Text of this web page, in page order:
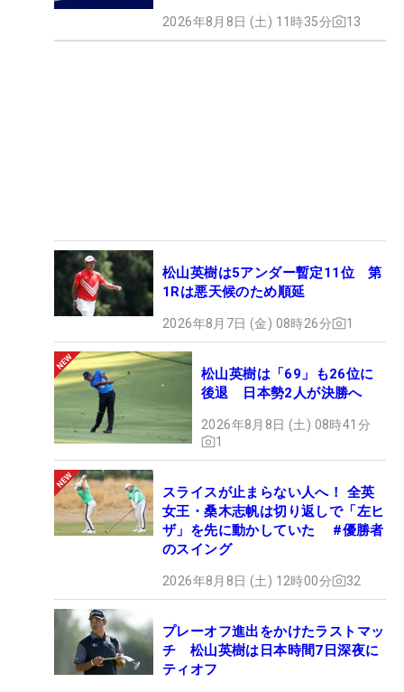
2026年8月8日 (土) 11時35分 13
松山英樹は5アンダー暫定11位 第
1Rは悪天候のため順延
2026年8月7日 (金) 08時26分 1
松山英樹は「69」も26位に
後退 日本勢2人が決勝へ
2026年8月8日 (土) 08時41分
1
スライスが止まらない人へ！ 全英
女王・桑木志帆は切り返しで「左ヒ
ザ」を先に動かしていた #優勝者
のスイング
2026年8月8日 (土) 12時00分 32
プレーオフ進出をかけたラストマッ
チ 松山英樹は日本時間7日深夜に
ティオフ